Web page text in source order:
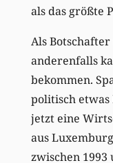
als das größte
Als
anderenfalls
bekommen.
politisch etwas
jetzt eine
aus
zwischen 1993